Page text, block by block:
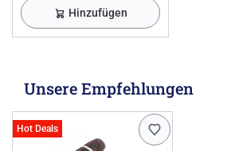
Hinzufügen
Unsere Empfehlungen
Hot Deals